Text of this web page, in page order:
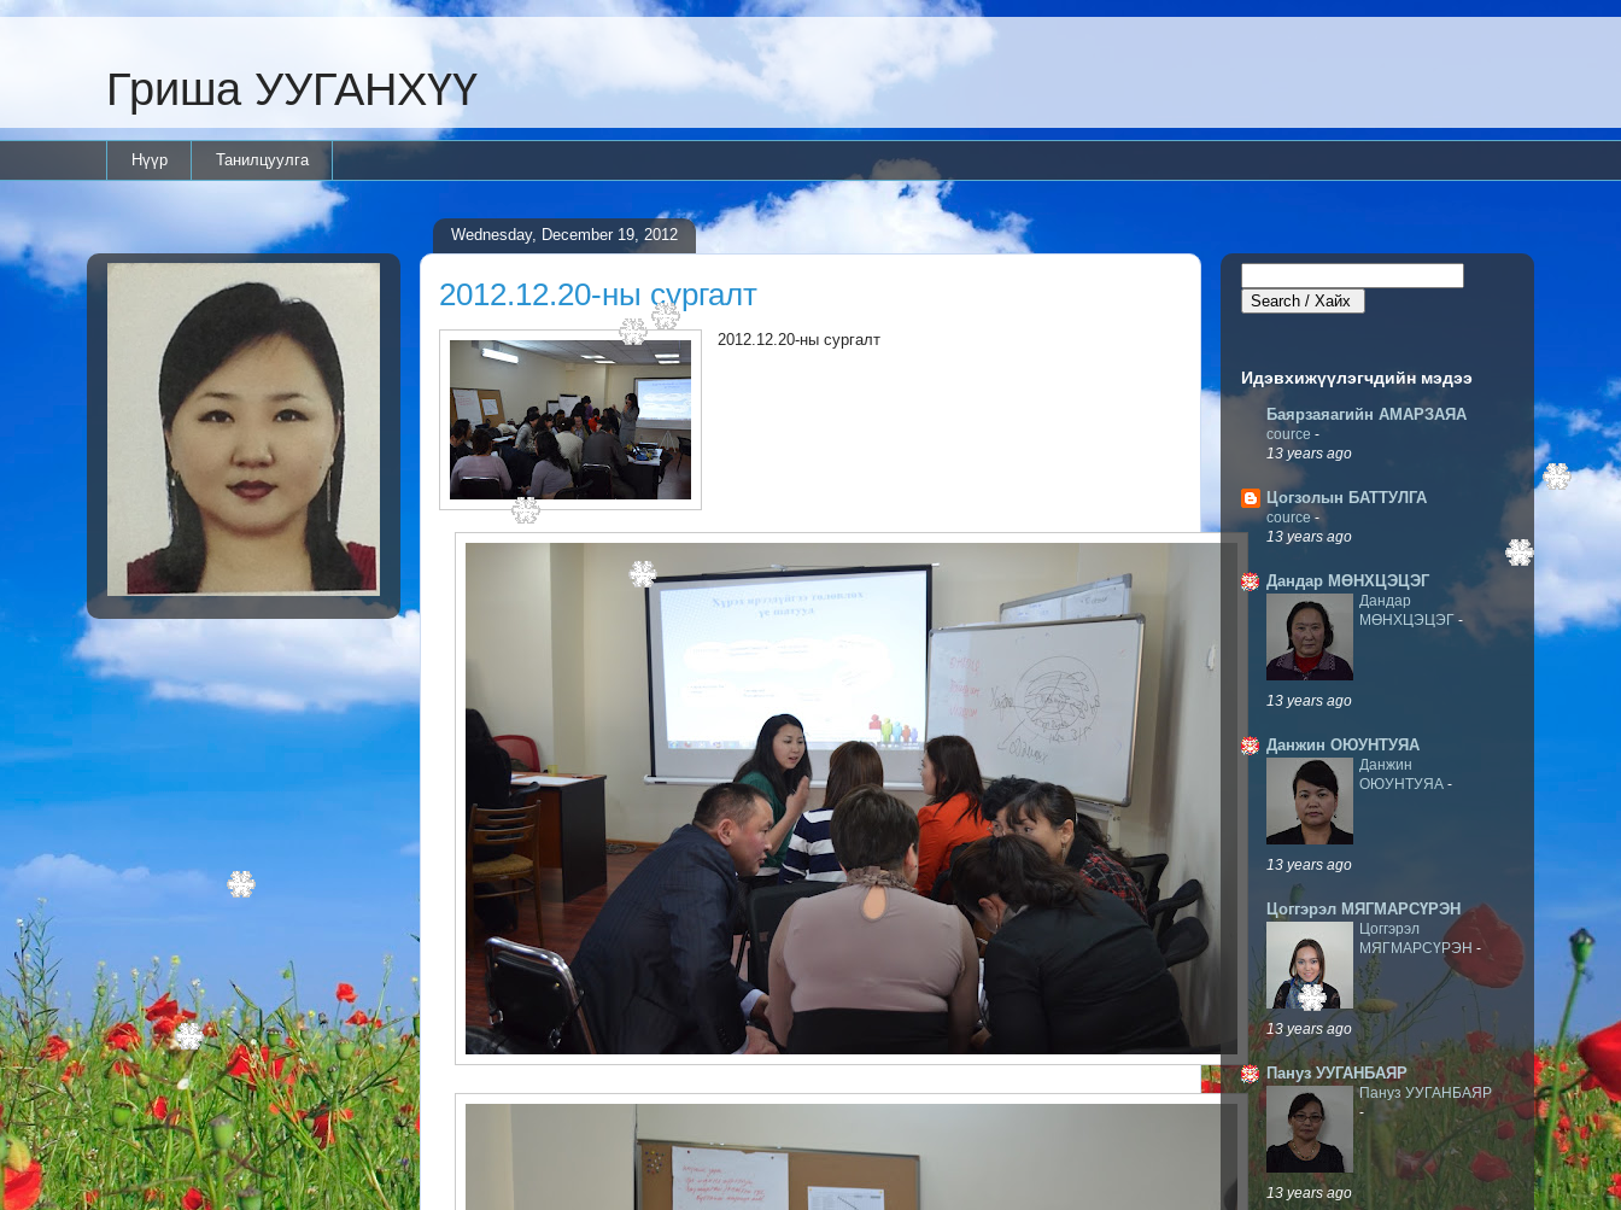
Гриша УУГАНХҮҮ
Нүүр Танилцуулга
Wednesday, December 19, 2012
2012.12.20-ны сургалт
2012.12.20-ны сургалт
Идэвхижүүлэгчдийн мэдээ
Баярзаяагийн АМАРЗАЯА
cource -
13 years ago
Цогзолын БАТТУЛГА
cource-
13 years ago
Дандар МӨНХЦЭЦЭГ
Дандар
МӨНХЦЭЦЭГ-
13 years ago
Данжин ОЮУНТУЯА
Данжин
ОЮУНТУЯА -
13 years ago
Цоггэрэл МЯГМАРСҮРЭН
Цоггэрэл
МЯГМАРСҮРЭН -
13 years ago
Пануз УУГАНБАЯР
Пануз УУГАНБАЯР
-
13 years ago